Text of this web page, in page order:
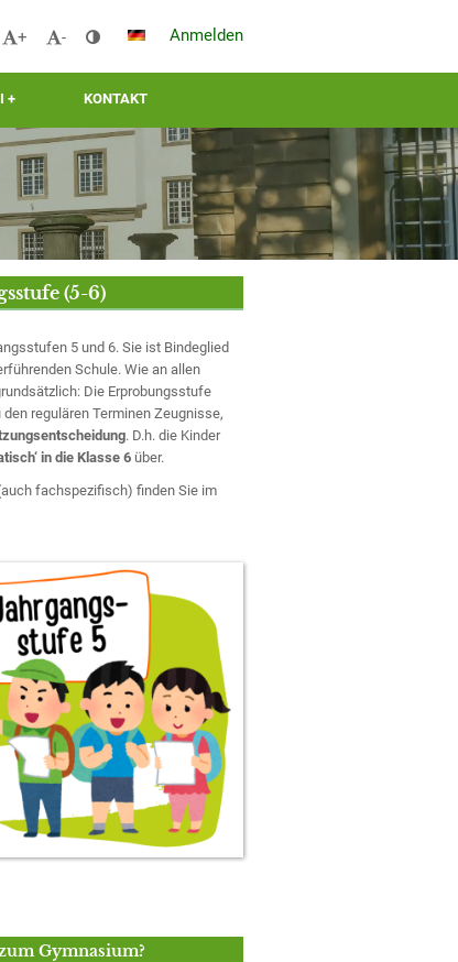
+ - Anmelden
+ KONTAKT
(5-6)
5 und 6. Sie ist Bindeglied
Schule. Wie an allen
Die Erprobungsstufe
regulären Terminen Zeugnisse,
. D.h. die Kinder
in die Klasse 6über.
fachspezifisch) finden Sie im
Gymnasium?